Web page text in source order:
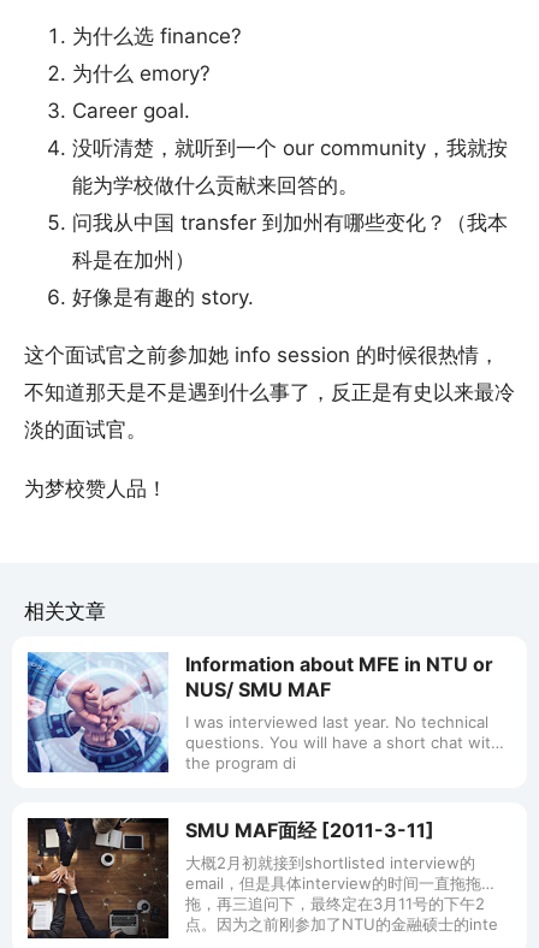
为什么选 finance?
为什么 emory?
Career goal.
没听清楚，就听到一个 our community，我就按
能为学校做什么贡献来回答的。
问我从中国 transfer 到加州有哪些变化？（我本
科是在加州）
好像是有趣的 story.
这个面试官之前参加她 info session 的时候很热情，
不知道那天是不是遇到什么事了，反正是有史以来最冷
淡的面试官。
为梦校赞人品！
相关文章
Information about MFE in NTU or
NUS/ SMU MAF
I was interviewed last year. No technical
questions. You will have a short chat with
the program di
SMU MAF面经 [2011-3-11]
大概2月初就接到shortlisted interview的
email，但是具体interview的时间一直拖拖
拖，再三追问下，最终定在3月11号的下午2
点。因为之前刚参加了NTU的金融硕士的inte